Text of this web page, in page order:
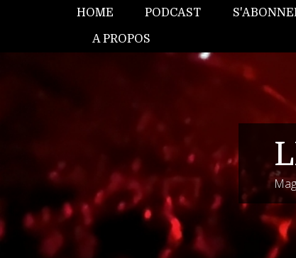
HOME PODCAST
A PROPOS